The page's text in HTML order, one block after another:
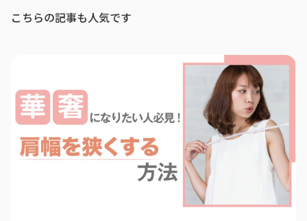
こちらの記事も人気です